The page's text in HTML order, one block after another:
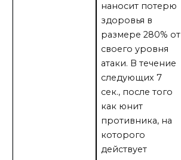
наносит потерю
здоровья в
размере 280% от
своего уровня
атаки. В течение
следующих 7
сек., после того
как юнит
противника, на
которого
действует